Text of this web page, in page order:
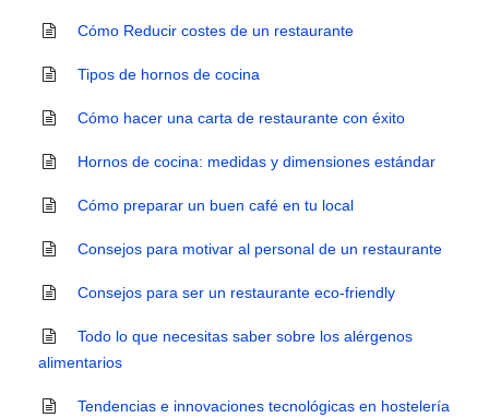
Cómo Reducir costes de un restaurante
Tipos de hornos de cocina
Cómo hacer una carta de restaurante con éxito
Hornos de cocina: medidas y dimensiones estándar
Cómo preparar un buen café en tu local
Consejos para motivar al personal de un restaurante
Consejos para ser un restaurante eco-friendly
Todo lo que necesitas saber sobre los alérgenos
alimentarios
Tendencias e innovaciones tecnológicas en hostelería